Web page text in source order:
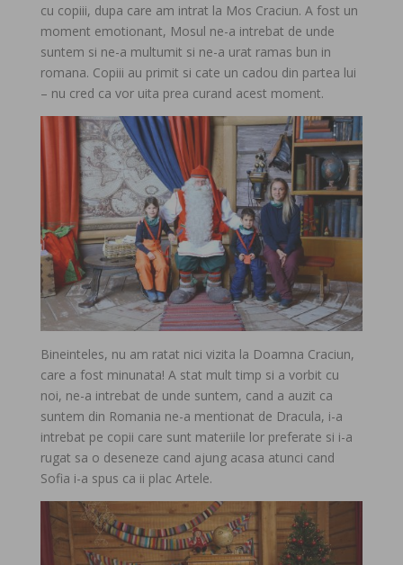
cu copiii, dupa care am intrat la Mos Craciun. A fost un
moment emotionant, Mosul ne-a intrebat de unde
suntem si ne-a multumit si ne-a urat ramas bun in
romana. Copiii au primit si cate un cadou din partea lui
– nu cred ca vor uita prea curand acest moment.
Bineinteles, nu am ratat nici vizita la Doamna Craciun,
care a fost minunata! A stat mult timp si a vorbit cu
noi, ne-a intrebat de unde suntem, cand a auzit ca
suntem din Romania ne-a mentionat de Dracula, i-a
intrebat pe copii care sunt materiile lor preferate si i-a
rugat sa o deseneze cand ajung acasa atunci cand
Sofia i-a spus ca ii plac Artele.